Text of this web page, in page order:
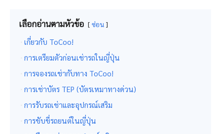
เลือกอ่านตามหัวข้อ ซ่อน
เกี่ยวกับ ToCoo!
การเตรียมตัวก่อนเช่ารถในญี่ปุ่น
การจองรถเช่ากับทาง ToCoo!
การเช่าบัตร TEP (บัตรเหมาทางด่วน)
การรับรถเช่าและอุปกรณ์เสริม
การขับขี่รถยนต์ในญี่ปุ่น